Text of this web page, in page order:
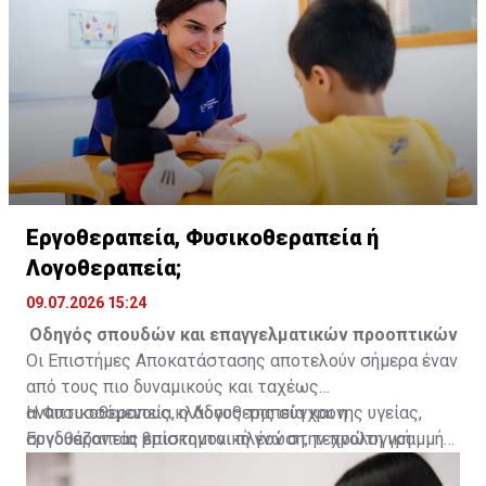
υγείας.
Εργοθεραπεία, Φυσικοθεραπεία ή
Λογοθεραπεία;
09.07.2026 15:24
Οδηγός σπουδών και επαγγελματικών προοπτικών
Οι Επιστήμες Αποκατάστασης αποτελούν σήμερα έναν
από τους πιο δυναμικούς και ταχέως
αναπτυσσόμενους κλάδους της σύγχρονης υγείας,
συνδυάζοντας επιστημονική γνώση, τεχνολογική
καινοτομία και ουσιαστική προσφορά στον άνθρωπο.
Η Φυσικοθεραπεία, η Λογοθεραπεία και η
Εργοθεραπεία βρίσκονται πλέον στην πρώτη γραμμή
της πρόληψης, της θεραπευτικής παρέμβασης και της